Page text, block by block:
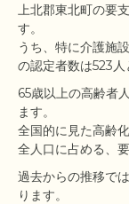
上北郡東北町の要
す。
うち、特に介護施
65歳以上の高齢者
ます。
全国的に見た高齢
過去からの推移で
ります。